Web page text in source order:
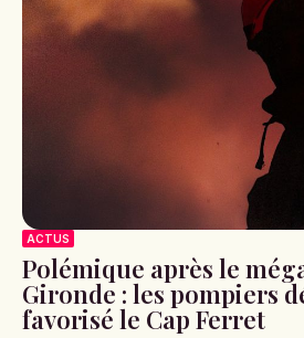
ACTUS
Polémique après le
Gironde : les pompiers
favorisé le Cap Ferret